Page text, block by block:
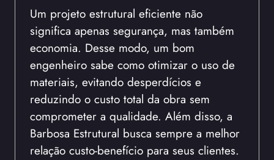
Um projeto estrutural eficiente não
significa apenas segurança, mas também
economia. Desse modo, um bom
engenheiro sabe como otimizar o uso de
materiais, evitando desperdícios e
reduzindo o custo total da obra sem
comprometer a qualidade. Além disso, a
Barbosa Estrutural busca sempre a melhor
relação custo-benefício para seus clientes.